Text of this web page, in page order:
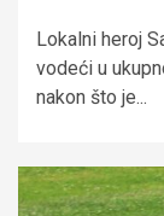
Lokalni heroj
vodeći u
nakon što je...